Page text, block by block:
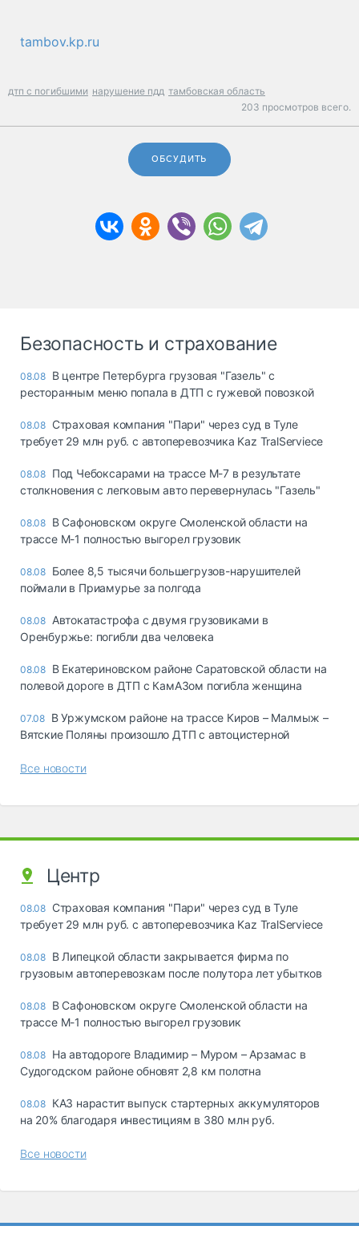
tambov.kp.ru
дтп с погибшими нарушение пдд тамбовская область
203 просмотров всего.
ОБСУДИТЬ
Безопасность и страхование
08.08 В центре Петербурга грузовая "Газель" с
ресторанным меню попала в ДТП с гужевой повозкой
08.08 Страховая компания "Пари" через суд в Туле
требует 29 млн руб. с автоперевозчика Kaz TralServiece
08.08 Под Чебоксарами на трассе М-7 в результате
столкновения с легковым авто перевернулась "Газель"
08.08 В Сафоновском округе Смоленской области на
трассе М-1 полностью выгорел грузовик
08.08 Более 8,5 тысячи большегрузов-нарушителей
поймали в Приамурье за полгода
08.08 Автокатастрофа с двумя грузовиками в
Оренбуржье: погибли два человека
08.08 В Екатериновском районе Саратовской области на
полевой дороге в ДТП с КамАЗом погибла женщина
07.08 В Уржумском районе на трассе Киров – Малмыж –
Вятские Поляны произошло ДТП с автоцистерной
Все новости
Центр
08.08 Страховая компания "Пари" через суд в Туле
требует 29 млн руб. с автоперевозчика Kaz TralServiece
08.08 В Липецкой области закрывается фирма по
грузовым автоперевозкам после полутора лет убытков
08.08 В Сафоновском округе Смоленской области на
трассе М-1 полностью выгорел грузовик
08.08 На автодороге Владимир – Муром – Арзамас в
Судогодском районе обновят 2,8 км полотна
08.08 КАЗ нарастит выпуск стартерных аккумуляторов
на 20% благодаря инвестициям в 380 млн руб.
Все новости